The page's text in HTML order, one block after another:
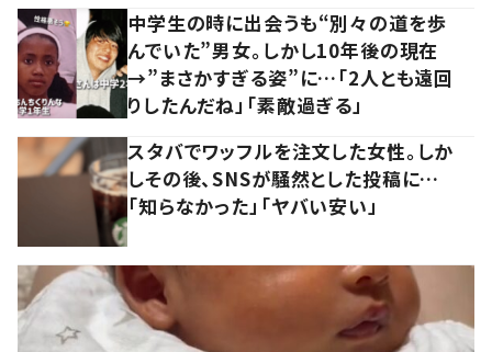
中学生の時に出会うも“別々の道を歩
んでいた”男女。しかし10年後の現在
→”まさかすぎる姿”に…「2人とも遠回
りしたんだね」「素敵過ぎる」
スタバでワッフルを注文した女性。しか
しその後、SNSが騒然とした投稿に…
「知らなかった」「ヤバい安い」